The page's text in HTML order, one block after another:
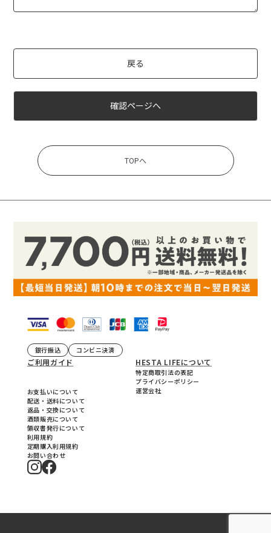
戻る
確認ページへ
TOPへ
銀行振込 コンビニ決済
ご利用ガイド
お支払いについて
配送・送料について
返品・交換について
酒類販売について
領収書発行について
利用規約
定期購入利用規約
お問い合わせ
HESTA LIFEについて
特定商取引法の表記
プライバシーポリシー
運営会社